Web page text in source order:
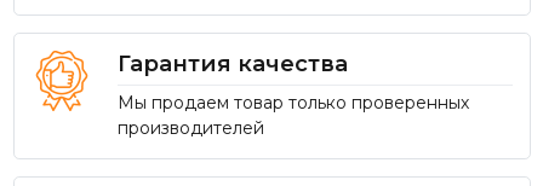
Гарантия качества
Мы продаем товар только проверенных
производителей